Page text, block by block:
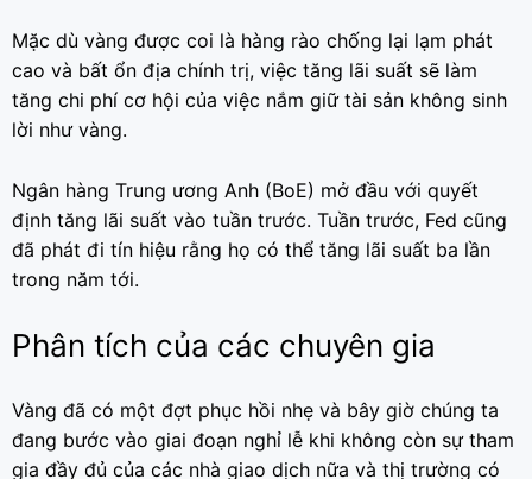
Mặc dù vàng được coi là hàng rào chống lại lạm phát
cao và bất ổn địa chính trị, việc tăng lãi suất sẽ làm
tăng chi phí cơ hội của việc nắm giữ tài sản không sinh
lời như vàng.
Ngân hàng Trung ương Anh (BoE) mở đầu với quyết
định tăng lãi suất vào tuần trước. Tuần trước, Fed cũng
đã phát đi tín hiệu rằng họ có thể tăng lãi suất ba lần
trong năm tới.
Phân tích của các chuyên gia
Vàng đã có một đợt phục hồi nhẹ và bây giờ chúng ta
đang bước vào giai đoạn nghỉ lễ khi không còn sự tham
gia đầy đủ của các nhà giao dịch nữa và thị trường có